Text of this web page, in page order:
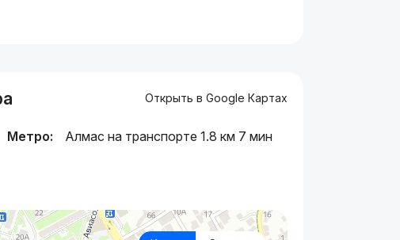
Открыть в Google Картах
Метро: Алмас на транспорте 1.8 км 7 мин